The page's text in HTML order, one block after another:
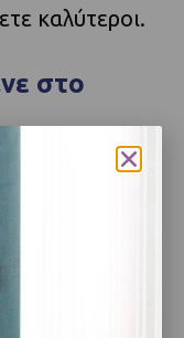
καλύτεροι.
στο
καταφέρατε
ένα φαύλο
προσοχή